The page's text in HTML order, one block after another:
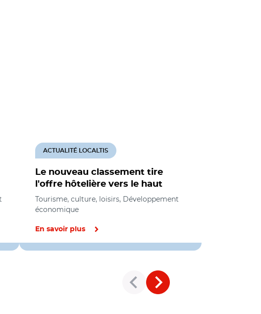
Le nouveau classement tire
l'offre hôtelière vers le haut
ACTUALITÉ LOCALTIS
Tourisme, culture, loisirs, Développement
économique
En savoir plus